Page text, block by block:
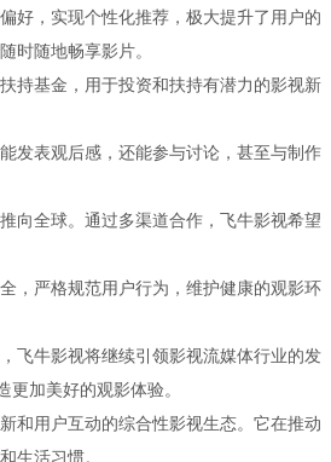
好，实现个性化推荐，极大提升了用户的
时随地畅享影片。
持基金，用于投资和扶持有潜力的影视新
发表观后感，还能参与讨论，甚至与制作
向全球。通过多渠道合作，飞牛影视希望
，严格规范用户行为，维护健康的观影环
飞牛影视将继续引领影视流媒体行业的发
加美好的观影体验。
和用户互动的综合性影视生态。它在推动
生活习惯。